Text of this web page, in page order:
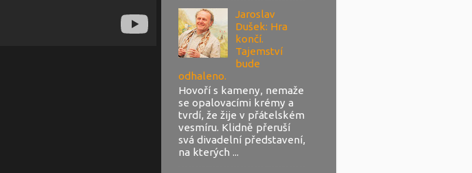
Jaroslav
Dušek: Hra
končí.
Tajemství
bude
odhaleno.
Hovoří s kameny, nemaže
se opalovacími krémy a
tvrdí, že žije v přátelském
vesmíru. Klidně přeruší
svá divadelní představení,
na kterých ...